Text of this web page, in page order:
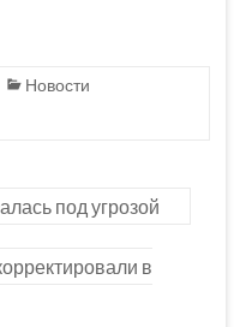
Новости
под угрозой
в